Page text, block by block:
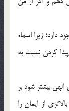
دارد؛ زيرا اسماء
كردن نسبت به
بيشتر شود بر
از ايمان را